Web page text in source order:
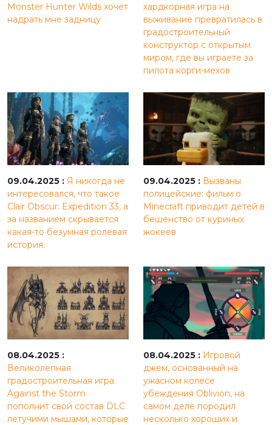
Monster Hunter Wilds хочет
надрать мне задницу
хардкорная игра на
выживание превратилась в
градостроительный
конструктор с открытым
миром, где вы играете за
пилота корги-мехов
09.04.2025 : Я никогда не
интересовался, что такое
Clair Obscur: Expedition 33, а
за названием скрывается
какая-то безумная ролевая
история.
09.04.2025 : Вызваны
полицейские: фильм о
Minecraft приводит детей в
бешенство от куриных
жокеев
08.04.2025 :
Великолепная
градостроительная игра
Against the Storm
пополнит свой состав DLC
летучими мышами, которые
08.04.2025 : Игровой
джем, основанный на
ужасном колесе
убеждения Oblivion, на
самом деле породил
несколько хороших и